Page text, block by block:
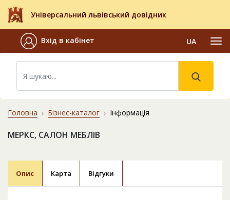
Універсальний львівський довідник
Вхід в кабінет UA
Головна Бізнес-каталог Інформація
МЕРКС, САЛОН МЕБЛІВ
Опис Карта Відгуки